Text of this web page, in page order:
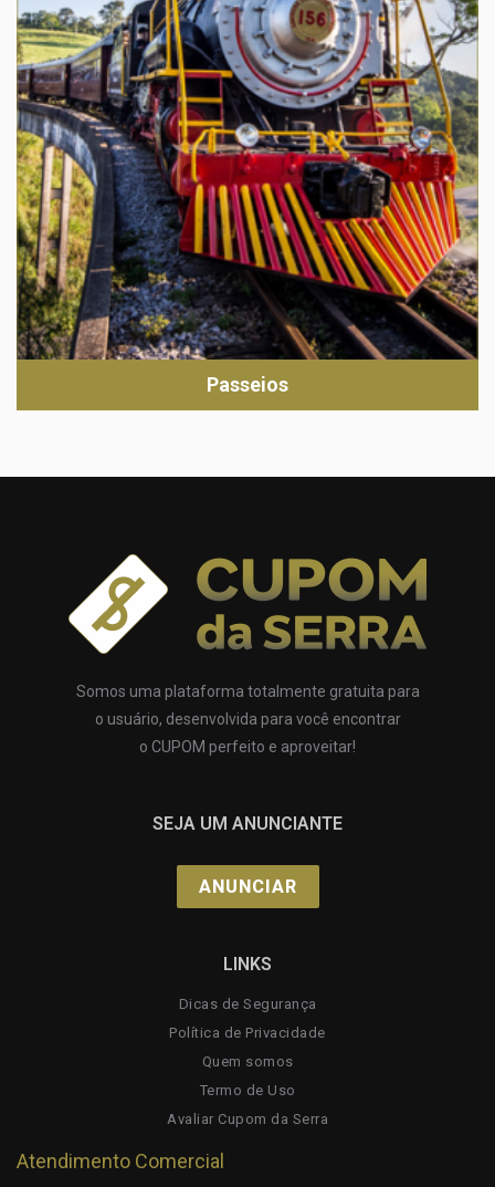
Passeios
Somos uma plataforma totalmente gratuita para
o usuário, desenvolvida para você encontrar
o CUPOM perfeito e aproveitar!
SEJA UM ANUNCIANTE
ANUNCIAR
LINKS
Dicas de Segurança
Política de Privacidade
Quem somos
Termo de Uso
Avaliar Cupom da Serra
Atendimento Comercial